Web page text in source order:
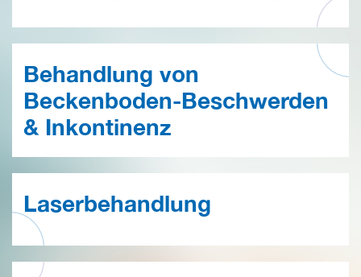
Behandlung von
Beckenboden-Beschwerden
& Inkontinenz
Laserbehandlung